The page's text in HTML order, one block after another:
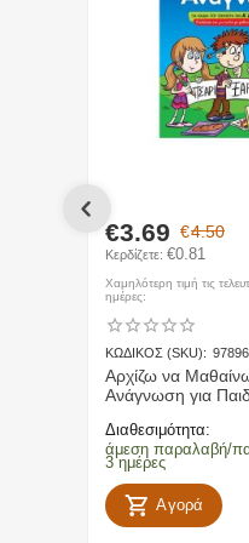
3) Νησιωτικοι
0 - 5kg -->
5 - 10kg -->
10 - 15kg -->
15 - 20kg -->
Χερσαίοι προορισμοί
Επιστροφές
€4.50
€3.69
Κερδίζετε: €0.81
Χαμηλότερη τιμή τις
ημέρες:
ΚΩΔΙΚΟΣ (SKU):
Αρχίζω να
Ανάγνωση για
Διαθεσιμότητα:
άμεση παραλαβή/
3 ημέρες
Αγορά